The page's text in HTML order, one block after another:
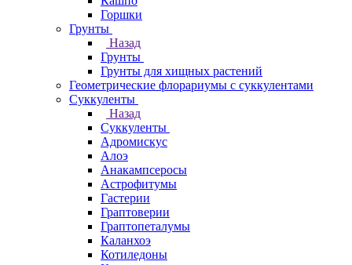
Горшки
Грунты
Назад
Грунты
Грунты для хищных растений
Геометрические флорариумы с суккулентами
Суккуленты
Назад
Суккуленты
Адромискус
Алоэ
Анакампсеросы
Астрофитумы
Гастерии
Граптоверии
Граптопеталумы
Каланхоэ
Котиледоны